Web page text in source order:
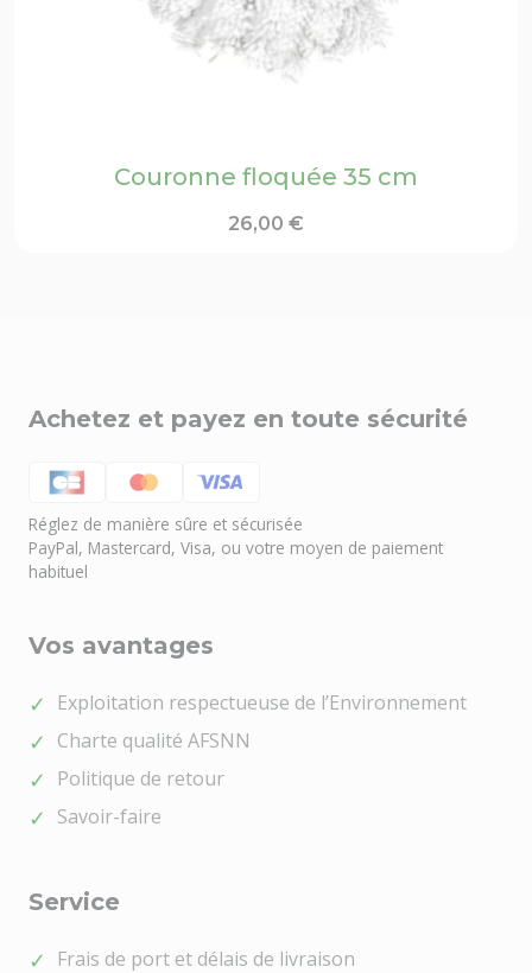
Couronne floquée 35 cm
26,00 €
Achetez et payez en toute sécurité
Réglez de manière sûre et sécurisée
PayPal, Mastercard, Visa, ou votre moyen de paiement
habituel
Vos avantages
Exploitation respectueuse de l’Environnement
Charte qualité AFSNN
Politique de retour
Savoir-faire
Service
Frais de port et délais de livraison